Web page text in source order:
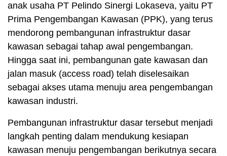
anak usaha PT Pelindo Sinergi Lokaseva, yaitu PT
Prima Pengembangan Kawasan (PPK), yang terus
mendorong pembangunan infrastruktur dasar
kawasan sebagai tahap awal pengembangan.
Hingga saat ini, pembangunan gate kawasan dan
jalan masuk (access road) telah diselesaikan
sebagai akses utama menuju area pengembangan
kawasan industri.
Pembangunan infrastruktur dasar tersebut menjadi
langkah penting dalam mendukung kesiapan
kawasan menuju pengembangan berikutnya secara